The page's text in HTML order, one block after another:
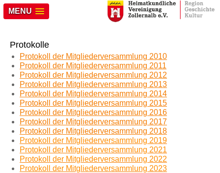
MENU
Protokolle
Protokoll der Mitgliederversammlung 2010
Protokoll der Mitgliederversammlung 2011
Protokoll der Mitgliederversammlung 2012
Protokoll der Mitgliederversammlung 2013
Protokoll der Mitgliederversammlung 2014
Protokoll der Mitgliederversammlung 2015
Protokoll der Mitgliederversammlung 2016
Protokoll der Mitgliederversammlung 2017
Protokoll der Mitgliederversammlung 2018
Protokoll der Mitgliederversammlung 2019
Protokoll der Mitgliederversammlung 2021
Protokoll der Mitgliederversammlung 2022
Protokoll der Mitgliederversammlung 2023